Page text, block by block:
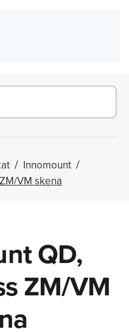
Innomount
VM skena
QD,
ZM/VM